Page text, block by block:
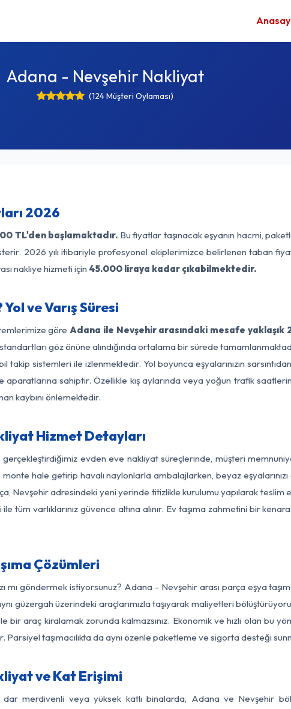
Adana - Nevşehir Nakliyat
(124 Müşteri Oylaması)
2026
TL'den başlamaktadır. Bu fiyatlar taşınacak eşyanın hacmi,
2026 yılı itibariyle profesyonel ekiplerimizce belirlenen taban
nakliye hizmeti için 45.000 liraya kadar çıkabilmektedir.
ve Varış Süresi
göreAdana ile Nevşehir arasındaki mesafe yaklaşık
standartları göz önüne alındığında ortalama bir sürede
takip sistemleri ile izlenmektedir. Yol boyunca eşyalarınızın
sahiptir. Özellikle kış aylarında veya yoğun trafik
kaybını önlemektedir.
Hizmet Detayları
evden eve nakliyat süreçlerinde, müşteri
hale getirip havalı naylonlarla ambalajlarken, beyaz eşyalarınızı
Nevşehir adresindeki yeni yerinde titizlikle kurulumu yapılarak teslim
tüm varlıklarınız güvence altına alınır. Ev taşıma zahmetini bir
Çözümleri
mı göndermek istiyorsunuz? Adana - Nevşehir arası parça eşya
güzergah üzerindeki araçlarımızla taşıyarak maliyetleri
araç kiralamak zorunda kalmazsınız. Ekonomik ve hızlı olan bu
Parsiyel taşımacılıkta da aynı özenle paketleme ve sigorta desteği
ve Kat Erişimi
dar merdivenli veya yüksek katlı binalarda, Adana ve Nevşehir